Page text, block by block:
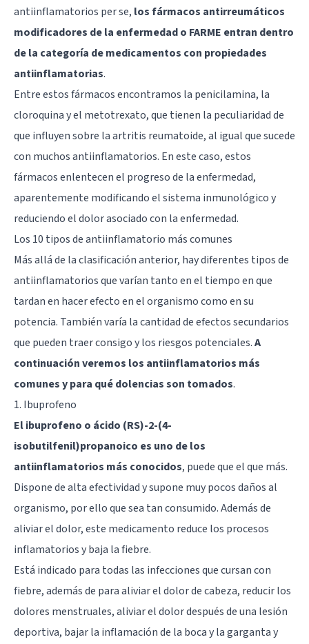
antiinflamatorios per se, los fármacos antirreumáticos
modificadores de la enfermedad o FARME entran dentro
de la categoría de medicamentos con propiedades
antiinflamatorias.
Entre estos fármacos encontramos la penicilamina, la
cloroquina y el metotrexato, que tienen la peculiaridad de
que influyen sobre la artritis reumatoide, al igual que sucede
con muchos antiinflamatorios. En este caso, estos
fármacos enlentecen el progreso de la enfermedad,
aparentemente modificando el sistema inmunológico y
reduciendo el dolor asociado con la enfermedad.
Los 10 tipos de antiinflamatorio más comunes
Más allá de la clasificación anterior, hay diferentes tipos de
antiinflamatorios que varían tanto en el tiempo en que
tardan en hacer efecto en el organismo como en su
potencia. También varía la cantidad de efectos secundarios
que pueden traer consigo y los riesgos potenciales.A
continuación veremos los antiinflamatorios más
comunes y para qué dolencias son tomados.
1. Ibuprofeno
El ibuprofeno o ácido (RS)-2-(4-
isobutilfenil)propanoico es uno de los
antiinflamatorios más conocidos, puede que el que más.
Dispone de alta efectividad y supone muy pocos daños al
organismo, por ello que sea tan consumido. Además de
aliviar el dolor, este medicamento reduce los procesos
inflamatorios y baja la fiebre.
Está indicado para todas las infecciones que cursan con
fiebre, además de para aliviar el dolor de cabeza, reducir los
dolores menstruales, aliviar el dolor después de una lesión
deportiva, bajar la inflamación de la boca y la garganta y